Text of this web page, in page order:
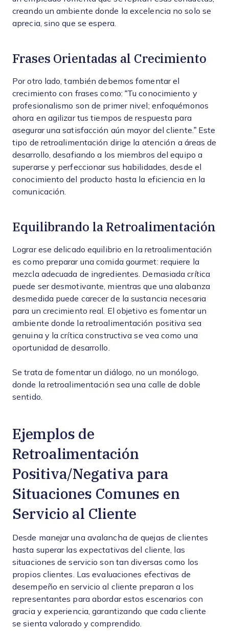
creando un ambiente donde la excelencia no solo se
aprecia, sino que se espera.
Frases Orientadas al Crecimiento
Por otro lado, también debemos fomentar el
crecimiento con frases como: “Tu conocimiento y
profesionalismo son de primer nivel; enfoquémonos
ahora en agilizar tus tiempos de respuesta para
asegurar una satisfacción aún mayor del cliente.” Este
tipo de retroalimentación dirige la atención a áreas de
desarrollo, desafiando a los miembros del equipo a
superarse y perfeccionar sus habilidades, desde el
conocimiento del producto hasta la eficiencia en la
comunicación.
Equilibrando la Retroalimentación
Lograr ese delicado equilibrio en la retroalimentación
es como preparar una comida gourmet: requiere la
mezcla adecuada de ingredientes. Demasiada crítica
puede ser desmotivante, mientras que una alabanza
desmedida puede carecer de la sustancia necesaria
para un crecimiento real. El objetivo es fomentar un
ambiente donde la retroalimentación positiva sea
genuina y la crítica constructiva se vea como una
oportunidad de desarrollo.
Se trata de fomentar un diálogo, no un monólogo,
donde la retroalimentación sea una calle de doble
sentido.
Ejemplos de
Retroalimentación
Positiva/Negativa para
Situaciones Comunes en
Servicio al Cliente
Desde manejar una avalancha de quejas de clientes
hasta superar las expectativas del cliente, las
situaciones de servicio son tan diversas como los
propios clientes. Las evaluaciones efectivas de
desempeño en servicio al cliente preparan a los
representantes para abordar estos escenarios con
gracia y experiencia, garantizando que cada cliente
se sienta valorado y comprendido.